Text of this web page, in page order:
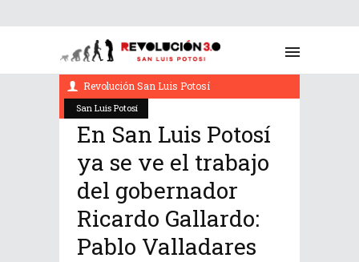
San Luis Potosí
noviembre 3, 2022
Revolución San Luis Potosí
En San Luis Potosí
ya se ve el trabajo
del gobernador
Ricardo Gallardo:
Pablo Valladares